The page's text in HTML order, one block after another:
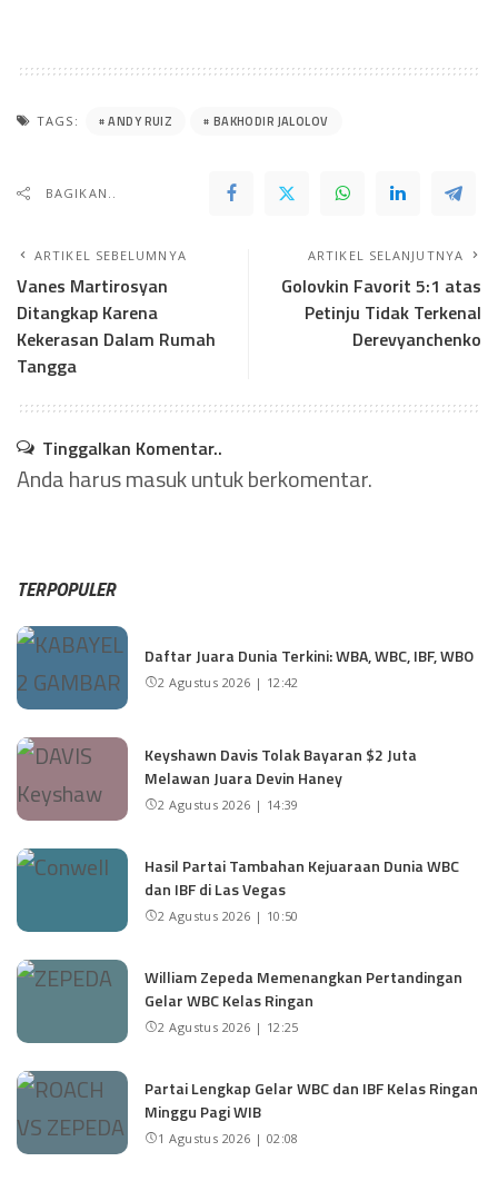
TAGS: ANDY RUIZ BAKHODIR JALOLOV
BAGIKAN..
ARTIKEL SEBELUMNYA
Vanes Martirosyan
Ditangkap Karena
Kekerasan Dalam Rumah
Tangga
ARTIKEL SELANJUTNYA
Golovkin Favorit 5:1 atas
Petinju Tidak Terkenal
Derevyanchenko
Tinggalkan Komentar..
Anda harusmasukuntuk berkomentar.
TERPOPULER
Daftar Juara Dunia Terkini: WBA, WBC, IBF, WBO
2 Agustus 2026 | 12:42
Keyshawn Davis Tolak Bayaran $2 Juta
Melawan Juara Devin Haney
2 Agustus 2026 | 14:39
Hasil Partai Tambahan Kejuaraan Dunia WBC
dan IBF di Las Vegas
2 Agustus 2026 | 10:50
William Zepeda Memenangkan Pertandingan
Gelar WBC Kelas Ringan
2 Agustus 2026 | 12:25
Partai Lengkap Gelar WBC dan IBF Kelas Ringan
Minggu Pagi WIB
1 Agustus 2026 | 02:08